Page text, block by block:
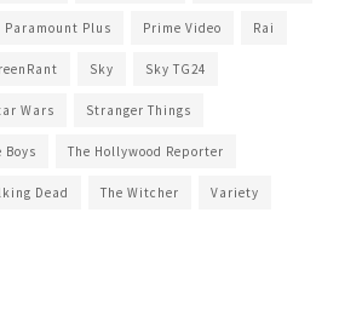
Paramount Plus Prime Video Rai
Sky Sky TG24
Wars Stranger Things
Boys The Hollywood Reporter
Dead The Witcher Variety